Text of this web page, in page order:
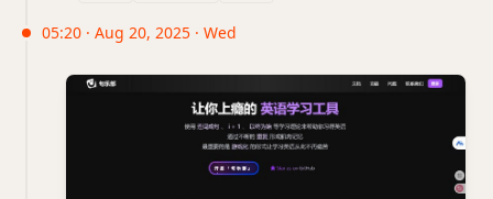
05:20 · Aug 20, 2025 · Wed